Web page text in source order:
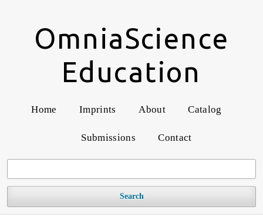
OmniaScience
Education
Home Imprints About Catalog
Submissions Contact
Search